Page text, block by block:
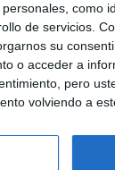
como
de servicios.
su
o acceder a
pero
volviendo a
de cookies
- Tel.